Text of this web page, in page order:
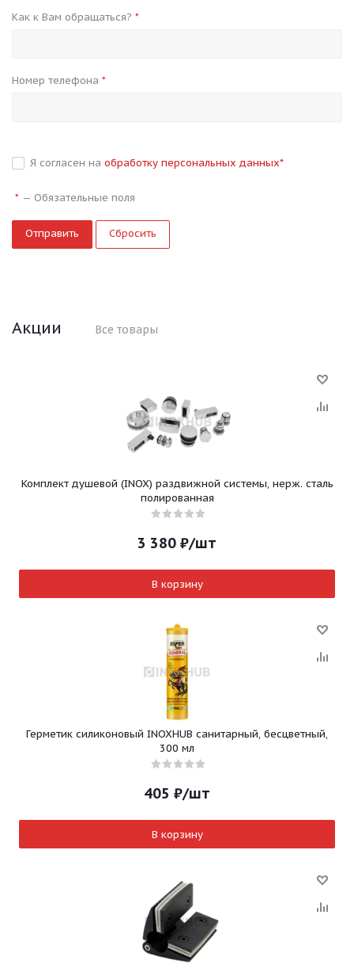
Как к Вам обращаться? *
Номер телефона *
Я согласен на обработку персональных данных*
* — Обязательные поля
Сбросить
Акции Все товары
Комплект душевой (INOX) раздвижной системы, нерж. сталь
полированная
3 380 ₽/шт
В корзину
Герметик силиконовый INOXHUB санитарный, бесцветный,
300 мл
405 ₽/шт
В корзину